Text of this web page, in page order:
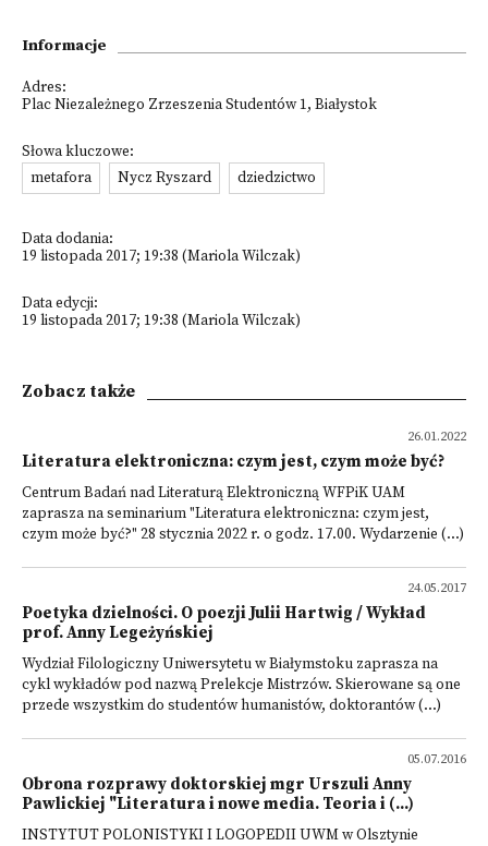
Informacje
Adres:
Plac Niezależnego Zrzeszenia Studentów 1, Białystok
Słowa kluczowe:
metafora
Nycz Ryszard dziedzictwo
Data dodania:
19 listopada 2017; 19:38 (Mariola Wilczak)
Data edycji:
19 listopada 2017; 19:38 (Mariola Wilczak)
Zobacz także
26.01.2022
Literatura elektroniczna: czym jest, czym może być?
Centrum Badań nad Literaturą Elektroniczną WFPiK UAM
zaprasza na seminarium "Literatura elektroniczna: czym jest,
czym może być?" 28 stycznia 2022 r. o godz. 17.00. Wydarzenie (...)
24.05.2017
Poetyka dzielności. O poezji Julii Hartwig / Wykład
prof. Anny Legeżyńskiej
Wydział Filologiczny Uniwersytetu w Białymstoku zaprasza na
cykl wykładów pod nazwą Prelekcje Mistrzów. Skierowane są one
przede wszystkim do studentów humanistów, doktorantów (...)
05.07.2016
Obrona rozprawy doktorskiej mgr Urszuli Anny
Pawlickiej "Literatura i nowe media. Teoria i (...)
INSTYTUT POLONISTYKI I LOGOPEDII UWM w Olsztynie